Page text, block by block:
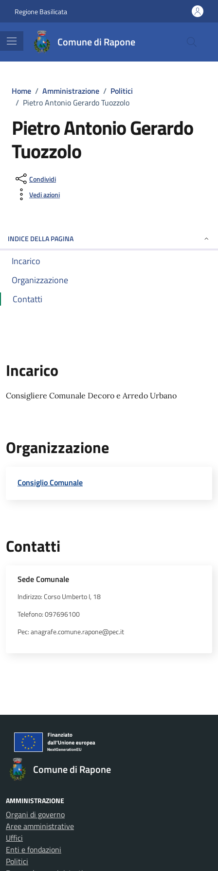
Regione Basilicata
Comune di Rapone
Home / Amministrazione / Politici
/ Pietro Antonio Gerardo Tuozzolo
Pietro Antonio Gerardo
Tuozzolo
Condividi
Vedi azioni
INDICE DELLA PAGINA
Incarico
Organizzazione
Contatti
Incarico
Consigliere Comunale Decoro e Arredo Urbano
Organizzazione
Consiglio Comunale
Contatti
Sede Comunale
Indirizzo: Corso Umberto I, 18
Telefono: 097696100
Pec: anagrafe.comune.rapone@pec.it
Comune di Rapone
AMMINISTRAZIONE
Organi di governo
Aree amministrative
Uffici
Enti e fondazioni
Politici